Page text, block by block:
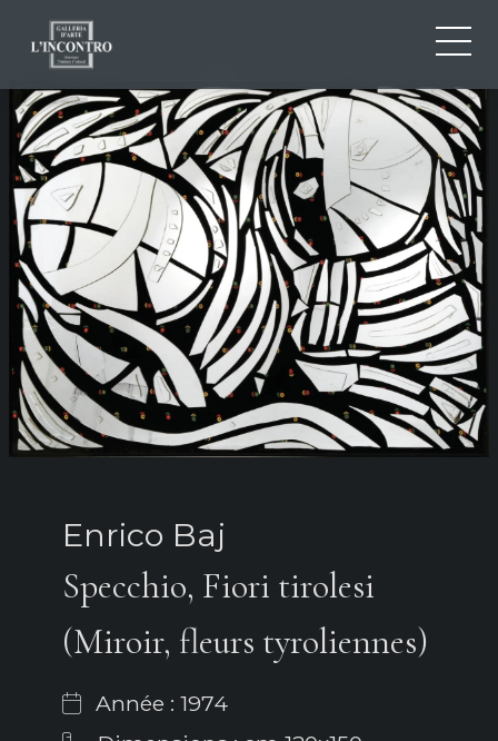
IT
EN
FR
QUI SOMMES-NOU
NEWS ED EVENTS
ARTISTES ET ŒUVRES
EXPOSITIONS
CONTACTS
Enrico Baj
Specchio, Fiori tirolesi
(Miroir, fleurs tyroliennes)
Année : 1974